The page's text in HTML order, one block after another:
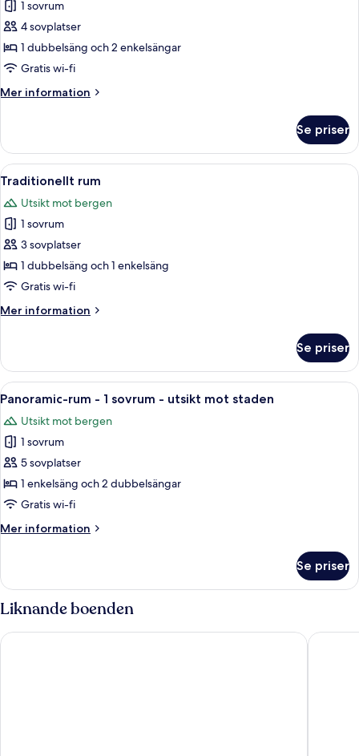
för
Familjerum
-
1
-
torn
1 sovrum
4 sovplatser
1 dubbelsäng och 2 enkelsängar
Gratis wi-fi
Mer information
Mer
-
sovrum
privat
badrum
torn
Se priser
Öppna
alla
foton
för
Traditionellt
rum
Traditionellt rum | Allergitestade
2
Traditionellt rum
Utsikt mot bergen
1 sovrum
3 sovplatser
1 dubbelsäng och 1 enkelsäng
Gratis wi-fi
Mer information
Mer
rum
Se priser
Öppna
alla
foton
för
Panoramic-
rum
-
sovrum
mot
staden
Panoramic-rum - 1 sovrum - utsikt
4
Panoramic-rum - 1 sovrum - utsikt mot staden
Utsikt mot bergen
1 sovrum
5 sovplatser
1 enkelsäng och 2 dubbelsängar
Gratis wi-fi
Mer information
Mer
rum
-
1
sovrum
-
Se priser
Liknande boenden
Hotel Swani Hotel Rif